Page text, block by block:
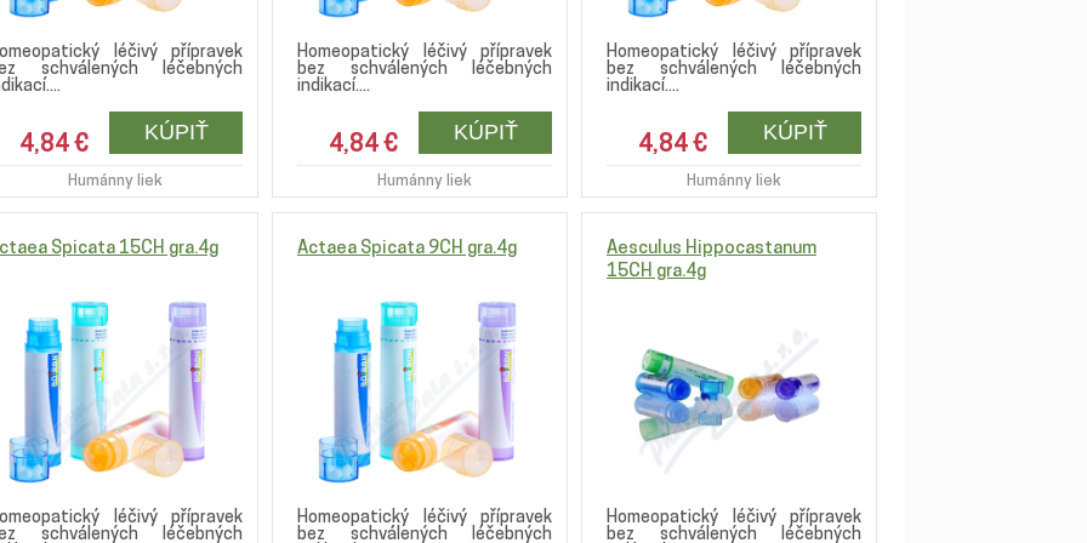
léčivý přípravek
schválených léčebných
4,84 €
Humánny liek
Homeopatický léčivý přípravek
bez schválených léčebných
indikací....
4,84 €
Humánny liek
Homeopatický léčivý přípravek
bez schválených léčebných
indikací....
4,84 €
Humánny liek
Spicata 15CH gra.4g
léčivý přípravek
schválených léčebných
Actaea Spicata 9CH gra.4g
Homeopatický léčivý přípravek
bez schválených léčebných
Aesculus Hippocastanum
15CH gra.4g
Homeopatický léčivý přípravek
bez schválených léčebných